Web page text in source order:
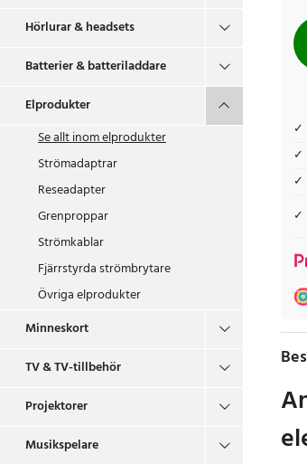
Hörlurar & headsets
Batterier & batteriladdare
Elprodukter
Se allt inomelprodukter
Strömadaptrar
Reseadapter
Grenproppar
Strömkablar
Fjärrstyrda strömbrytare
Övriga elprodukter
Minneskort
TV & TV-tillbehör
Projektorer
Musikspelare